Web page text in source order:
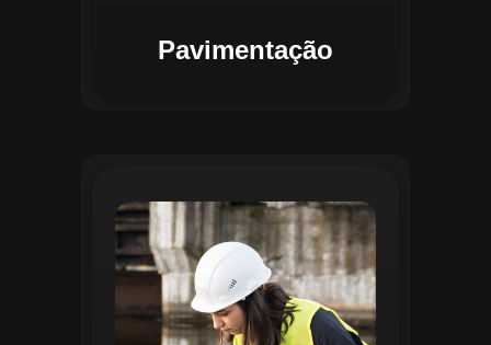
Pavimentação
O módulo de Gestão de Drenagem do
Regente aplica o geoprocessamento para
mapear redes de drenagem subterrâneas
e superficiais. A plataforma permite
identificar pontos de alagamento, planejar
intervenções e monitorar a eficiência das
estruturas de drenagem. Com análises
baseadas em dados coletados, o sistema
contribui para o planejamento urbano